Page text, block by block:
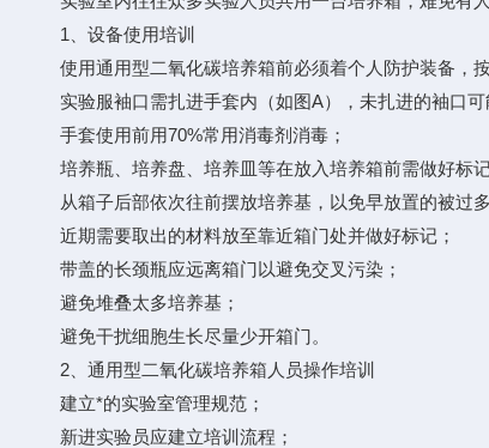
1、设备使用培训
使用通用型二氧化碳培养箱前必须着个人防护装备，按
实验服袖口需扎进手套内（如图A），未扎进的袖口可
手套使用前用70%常用消毒剂消毒；
培养瓶、培养盘、培养皿等在放入培养箱前需做好标记
从箱子后部依次往前摆放培养基，以免早放置的被过多
近期需要取出的材料放至靠近箱门处并做好标记；
带盖的长颈瓶应远离箱门以避免交叉污染；
避免堆叠太多培养基；
避免干扰细胞生长尽量少开箱门。
2、通用型二氧化碳培养箱人员操作培训
建立*的实验室管理规范；
新进实验员应建立培训流程；